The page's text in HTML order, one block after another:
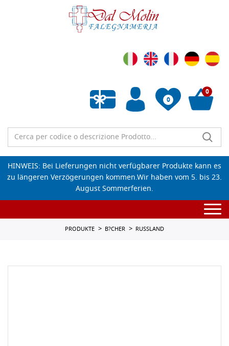
0
Wunschliste leeren
0
HINWEIS: Bei Lieferungen nicht verfügbarer Produkte kann es
zu längeren Verzögerungen kommen.Wir haben vom 5. bis 23.
August Sommerferien.
PRODUKTE B?CHER RUSSLAND